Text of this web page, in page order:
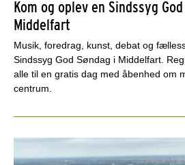
Kom og oplev en Sindssyg
Middelfart
Musik, foredrag, kunst, debat og
Sindssyg God Søndag i Middelfart.
alle til en gratis dag med åbenhed om
centrum.